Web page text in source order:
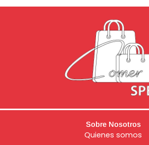
Sobre Nosotros
Quienes somos